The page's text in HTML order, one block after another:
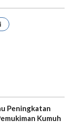
Peningkatan
Kumuh